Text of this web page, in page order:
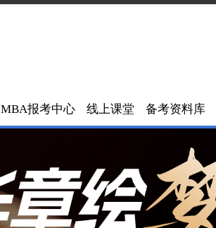
MBA报考中心 线上课堂 备考资料库